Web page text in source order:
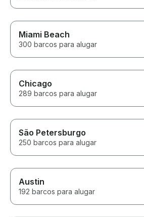
Miami Beach
300 barcos para alugar
Chicago
289 barcos para alugar
São Petersburgo
250 barcos para alugar
Austin
192 barcos para alugar